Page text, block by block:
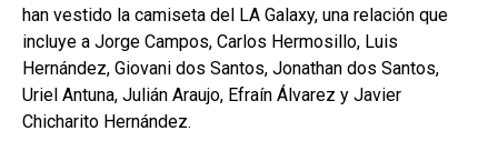
han vestido la camiseta del LA Galaxy, una relación que
incluye a Jorge Campos, Carlos Hermosillo, Luis
Hernández, Giovani dos Santos, Jonathan dos Santos,
Uriel Antuna, Julián Araujo, Efraín Álvarez y Javier
Chicharito Hernández.